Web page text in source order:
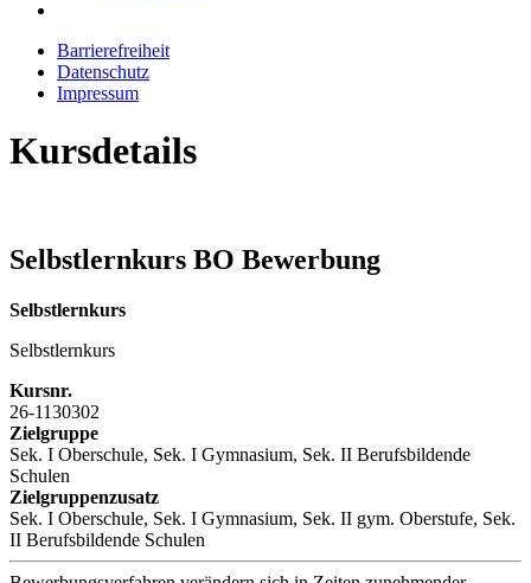
Barrierefreiheit
Datenschutz
Impressum
Kursdetails
Selbstlernkurs BO Bewerbung
Selbstlernkurs
Selbstlernkurs
Kursnr.
26-1130302
Zielgruppe
Sek. I Oberschule, Sek. I Gymnasium, Sek. II Berufsbildende
Schulen
Zielgruppenzusatz
Sek. I Oberschule, Sek. I Gymnasium, Sek. II gym. Oberstufe, Sek.
II Berufsbildende Schulen